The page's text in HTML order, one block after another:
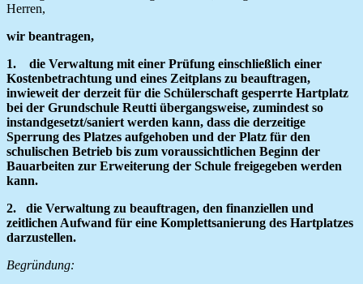
Herren,
wir beantragen,
1. die Verwaltung mit einer Prüfung einschließlich einer
Kostenbetrachtung und eines Zeitplans zu beauftragen,
inwieweit der derzeit für die Schülerschaft gesperrte Hartplatz
bei der Grundschule Reutti übergangsweise, zumindest so
instandgesetzt/saniert werden kann, dass die derzeitige
Sperrung des Platzes aufgehoben und der Platz für den
schulischen Betrieb bis zum voraussichtlichen Beginn der
Bauarbeiten zur Erweiterung der Schule freigegeben werden
kann.
2. die Verwaltung zu beauftragen, den finanziellen und
zeitlichen Aufwand für eine Komplettsanierung des Hartplatzes
darzustellen.
Begründung: